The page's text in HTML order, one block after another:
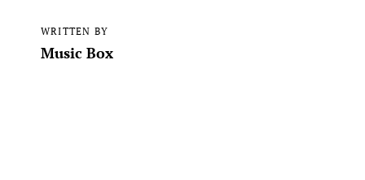
WRITTEN BY
Music Box